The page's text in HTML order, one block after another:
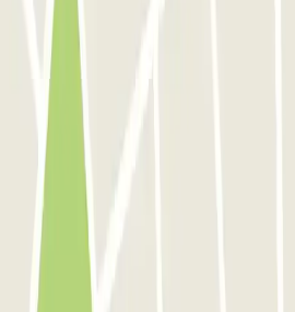
- descoberto
Lisboa - P&R - coberto
Praça do Município
Lisboa - indoor
cerca de Terminal1 -
- Coberto
low cost & larga estancia (T1 y T2)